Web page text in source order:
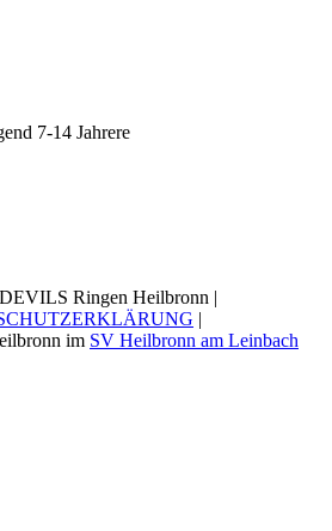
7-14 Jahrere
Ringen Heilbronn |
|
im SV Heilbronn am Leinbach